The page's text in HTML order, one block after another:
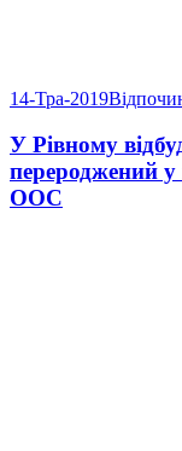
14-Тра-2019
У Рівному
перероджений у
ООС